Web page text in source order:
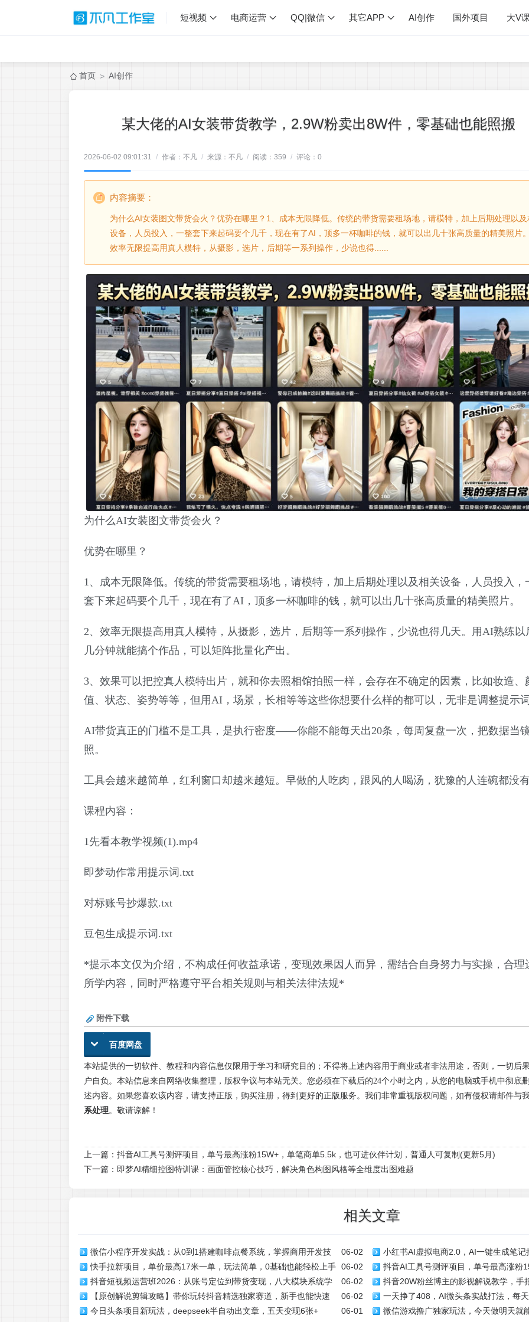
短视频 电商运营 QQ|微信 其它APP AI创作 国外项目 大V
首页 > AI创作
某大佬的AI女装带货教学，2.9W粉卖出8W件，零基础也能照搬
2026-06-02 09:01:31 / 作者：不凡 / 来源：不凡 / 阅读： 359 / 评论： 0
内容摘要：
为什么AI女装图文带货会火？优势在哪里？1、成本无限降低。传统的带货需要租场地，请模特，加上后期处理以及
设备，人员投入，一整套下来起码要个几千，现在有了AI，顶多一杯咖啡的钱，就可以出几十张高质量的精美照片
效率无限提高用真人模特，从摄影，选片，后期等一系列操作，少说也得......
为什么AI女装图文带货会火？
优势在哪里？
1、成本无限降低。传统的带货需要租场地，请模特，加上后期处理以及相关设备，人员投入，
套下来起码要个几千，现在有了AI，顶多一杯咖啡的钱，就可以出几十张高质量的精美照片。
2、效率无限提高用真人模特，从摄影，选片，后期等一系列操作，少说也得几天。用AI熟练以
几分钟就能搞个作品，可以矩阵批量化产出。
3、效果可以把控真人模特出片，就和你去照相馆拍照一样，会存在不确定的因素，比如妆造、
值、状态、姿势等等，但用AI，场景，长相等等这些你想要什么样的都可以，无非是调整提示
AI带货真正的门槛不是工具，是执行密度——你能不能每天出20条，每周复盘一次，把数据当
照。
工具会越来越简单，红利窗口却越来越短。早做的人吃肉，跟风的人喝汤，犹豫的人连碗都没
课程内容：
1先看本教学视频(1).mp4
即梦动作常用提示词.txt
对标账号抄爆款.txt
豆包生成提示词.txt
*提示本文仅为介绍，不构成任何收益承诺，变现效果因人而异，需结合自身努力与实操，合理
所学内容，同时严格遵守平台相关规则与相关法律法规*
附件下载
百度网盘
本站提供的一切软件、教程和内容信息仅限用于学习和研究目的；不得将上述内容用于商业或者非法用途，否则，一切后
户自负。本站信息来自网络收集整理，版权争议与本站无关。您必须在下载后的24个小时之内，从您的电脑或手机中彻底
述内容。如果您喜欢该内容，请支持正版，购买注册，得到更好的正版服务。我们非常重视版权问题，如有侵权请邮件与
系处理。敬请谅解！
上一篇： 抖音AI工具号测评项目，单号最高涨粉15W+，单笔商单5.5k，也可进伙伴计划，普通人可复制(更新5月)
下一篇： 即梦AI精细控图特训课：画面管控核心技巧，解决角色构图风格等全维度出图难题
相关文章
06-02
微信小程序开发实战：从0到1搭建咖啡点餐系统，掌握商用开发技
能
小红书AI虚拟电商2.0，AI一键生成笔
万
06-02
快手拉新项目，单价最高17米一单，玩法简单，0基础也能轻松上手
(更新6月)
抖音AI工具号测评项目，单号最高涨粉
进伙伴计划，普通人可复制(更新5月)
06-02
抖音短视频运营班2026：从账号定位到带货变现，八大模块系统学
会上热门涨粉
抖音20W粉丝博主的影视解说教学，手
冲击独家，单月收益破1W+
06-02
【原创解说剪辑攻略】带你玩转抖音精选独家赛道，新手也能快速
起号，轻松月入2w(完结)
一天挣了408，AI微头条实战打法，每
06-01
今日头条项目新玩法，deepseek半自动出文章，五天变现6张+ 微信游戏撸广独家玩法，今天做明天就